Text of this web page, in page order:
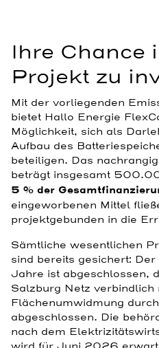
Ihre Chance
Projekt zu
Mit der vorliegenden
bietet Hallo Energie
Möglichkeit, sich als
Aufbau des
beteiligen. Das
beträgt insgesamt
5 % der
eingeworbenen Mittel
projektgebunden in die
Sämtliche wesentlichen
sind bereits gesichert:
Jahre ist abgeschlossen,
Salzburg Netz verbindlich
Flächenumwidmung
abgeschlossen. Die
nach dem